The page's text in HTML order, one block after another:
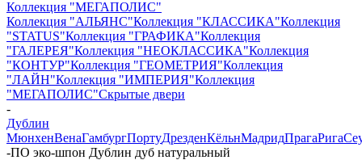
Коллекция "МЕГАПОЛИС"
Коллекция "АЛЬЯНС"Коллекция "КЛАССИКА"Коллекция
"STATUS"Коллекция "ГРАФИКА"Коллекция
"ГАЛЕРЕЯ"Коллекция "НЕОКЛАССИКА"Коллекция
"КОНТУР"Коллекция "ГЕОМЕТРИЯ"Коллекция
"ЛАЙН"Коллекция "ИМПЕРИЯ"Коллекция
"МЕГАПОЛИС"Скрытые двери
-
Дублин
МюнхенВенаГамбургПортуДрезденКёльнМадридПрагаРига
-ПО эко-шпон Дублин дуб натуральный